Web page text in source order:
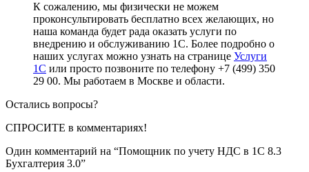
К сожалению, мы физически не можем
проконсультировать бесплатно всех желающих, но
наша команда будет рада оказать услуги по
внедрению и обслуживанию 1С. Более подробно о
наших услугах можно узнать на странице Услуги
1С или просто позвоните по телефону +7 (499) 350
29 00. Мы работаем в Москве и области.
Остались вопросы?
СПРОСИТЕ в комментариях!
Один комментарий на “Помощник по учету НДС в 1С 8.3
Бухгалтерия 3.0”